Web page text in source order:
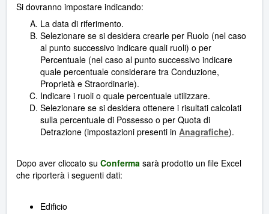
Si dovranno impostare indicando:
La data di riferimento.
Selezionare se si desidera crearle per Ruolo (nel caso
al punto successivo indicare quali ruoli) o per
Percentuale (nel caso al punto successivo indicare
quale percentuale considerare tra Conduzione,
Proprietà e Straordinarie).
Indicare i ruoli o quale percentuale utilizzare.
Selezionare se si desidera ottenere i risultati calcolati
sulla percentuale di Possesso o per Quota di
Detrazione (impostazioni presenti in Anagrafiche).
Dopo aver cliccato su Conferma sarà prodotto un file Excel
che riporterà i seguenti dati:
Edificio